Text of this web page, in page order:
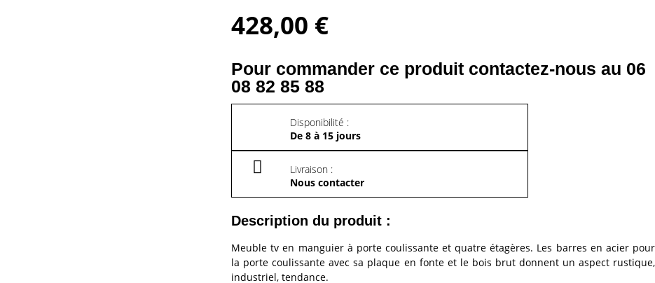
428,00 €
Pour commander ce produit contactez-nous au 06
08 82 85 88
Disponibilité :
De 8 à 15 jours
Livraison :
Nous contacter
Description du produit :
Meuble tv en manguier à porte coulissante et quatre étagères. Les barres en acier pour
la porte coulissante avec sa plaque en fonte et le bois brut donnent un aspect rustique,
industriel, tendance.